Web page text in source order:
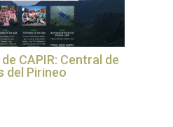
CAPIR: Central de
del Pirineo